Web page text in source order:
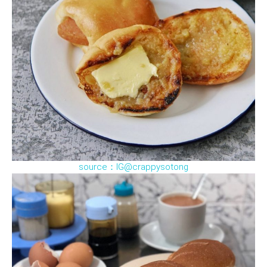
source：IG@crappysotong